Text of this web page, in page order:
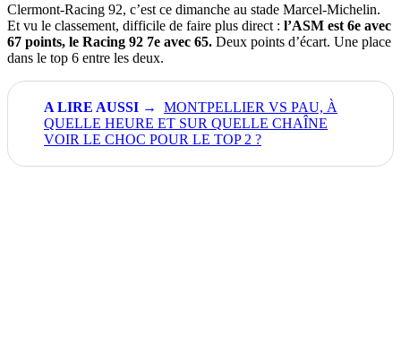
Clermont-Racing 92, c’est ce dimanche au stade Marcel-Michelin.
Et vu le classement, difficile de faire plus direct : l’ASM est 6e avec
67 points, le Racing 92 7e avec 65. Deux points d’écart. Une place
dans le top 6 entre les deux.
MONTPELLIER VS PAU, À
QUELLE HEURE ET SUR QUELLE CHAÎNE
VOIR LE CHOC POUR LE TOP 2 ?